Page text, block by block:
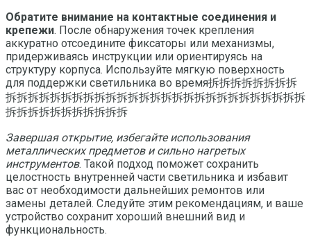
Обратите внимание на контактные соединения и
крепежи. После обнаружения точек крепления
аккуратно отсоедините фиксаторы или механизмы,
придерживаясь инструкции или ориентируясь на
структуру корпуса. Используйте мягкую поверхность
для поддержки светильника во время拆拆拆拆拆拆拆拆
拆拆拆拆拆拆拆拆拆拆拆拆拆拆拆拆拆拆拆拆拆拆拆拆拆拆拆
拆拆拆拆拆拆拆拆拆拆拆
Завершая открытие, избегайте использования
металлических предметов и сильно нагретых
инструментов. Такой подход поможет сохранить
целостность внутренней части светильника и избавит
вас от необходимости дальнейших ремонтов или
замены деталей. Следуйте этим рекомендациям, и ваше
устройство сохранит хороший внешний вид и
функциональность.